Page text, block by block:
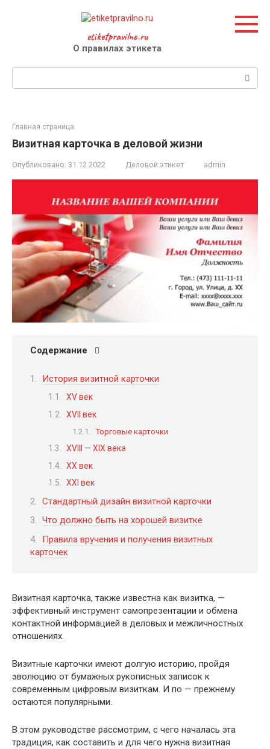
etiketpravilno.ru
О правилах этикета
Поиск:
Главная страница
Визитная карточка в деловой жизни
Опубликовано: 31.12.2022 Деловой этикет admin
Содержание
История визитной карточки
XV век
XVII век
Торговые карточки
XVIII — XIX века
XX век
XXI век
Стандартный дизайн визитной карточки
Что должно быть на хорошей визитке
Правила вручения и получения визитных
карточек
Визитная карточка, также известна как визитка, —
эффективный инструмент самопрезентации и обмена
контактной информацией в деловых и межличностных
отношениях.
Визитные карточки имеют долгую историю, пройдя
эволюцию от бумажных рукописных записок к
современным цифровым визиткам. И по — прежнему
остаются популярными.
В этом руководстве рассмотрим, с чего началась эта
традиция, как составить и для чего нужна визитная